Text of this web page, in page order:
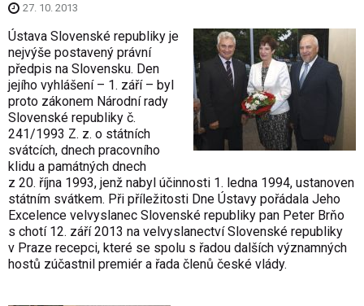
27. 10. 2013
Ústava Slovenské republiky je
nejvýše postavený právní
předpis na Slovensku. Den
jejího vyhlášení – 1. září – byl
proto zákonem Národní rady
Slovenské republiky č.
241/1993 Z. z. o státních
svátcích, dnech pracovního
klidu a památných dnech
z 20. října 1993, jenž nabyl účinnosti 1. ledna 1994, ustanoven
státním svátkem. Při příležitosti Dne Ústavy pořádala Jeho
Excelence velvyslanec Slovenské republiky pan Peter Brňo
s chotí 12. září 2013 na velvyslanectví Slovenské republiky
v Praze recepci, které se spolu s řadou dalších významných
hostů zúčastnil premiér a řada členů české vlády.